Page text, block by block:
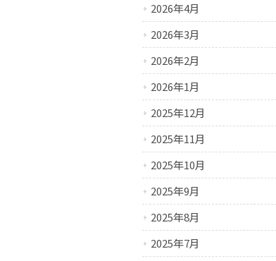
2026年4月
2026年3月
2026年2月
2026年1月
2025年12月
2025年11月
2025年10月
2025年9月
2025年8月
2025年7月